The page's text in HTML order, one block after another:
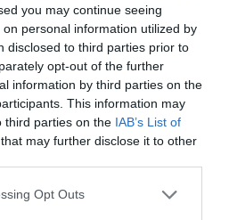
you may continue seeing
personal information utilized by
disclosed to third parties prior to
opt-out of the further
information by third parties on the
This information may
third parties on the IAB’s List of
that may further disclose it to other
Opt Outs
legislativas se
U, el de Uribe, el uribismo.
escrutados, «La U»
Conservador, 23; el
8; Cambio Radical, 8; el
5, según recogía El
ABC entrevistaba esta